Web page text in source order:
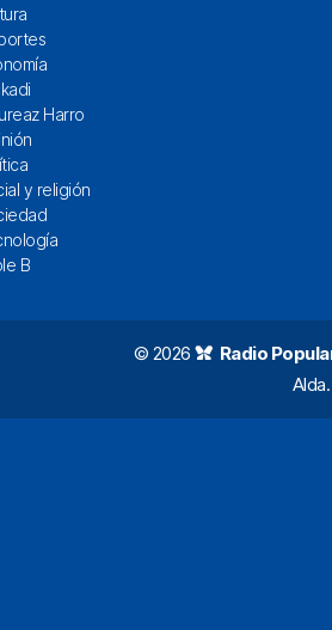
Harro
y religión
B
© 2026 Radio